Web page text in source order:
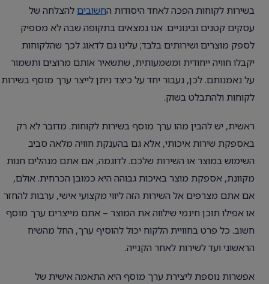
בשירות לקוחות הפכה לאחד היסודות החשוביםלהצלחה של
עסקים קטנים ובינוניים. אנו נמצאים בתקופה שבה לא מספיק
לספק מוצרים ושירותים בלבד; עלינו גם לדאוג לכך שהלקוחות
יקבלו חוויה ייחודית ומשמעותית, שתשאיר אותם מרוצים ותשמור
על נאמנותם. לכן, נעבור יחד על כיצד ניתן לייצר ערך מוסף בשירות
לקוחות ולהתבלט בשוק.
ראשית, יש להבין מהו ערך מוסף בשירות לקוחות. מדובר לא רק
באספקת שירות איכותי, אלא גם בהענקת חוויה מלאה סביב
השימוש במוצר או השירות שלכם. לדוגמה, אם אתם מנהלים חנות
מקוונת, אספקת מוצר באיכות גבוהה היא כמובן הכרחית. אולם,
אם אתם מצרפים אל השירות הזה ליווי מקצועי אישי, ערבות להחזר
או אפילו תוכן חינמי שילווה את המוצר – אתם מייצרים ערך מוסף
חשוב. כל פרט בחוויית הלקוח יכול להוסיף ערך, החל מהשיח
הראשוני ועד לשירות לאחר הקנייה.
אפשרות נוספת ליצירת ערך מוסף היא התאמה אישית של